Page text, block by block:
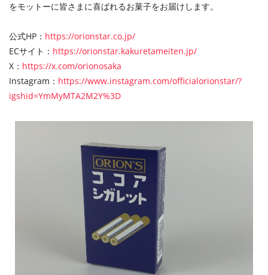
をモットーに皆さまに喜ばれるお菓子をお届けします。
公式HP： https://orionstar.co.jp/
ECサイト： https://orionstar.kakuretameiten.jp/
X： https://x.com/orionosaka
Instagram： https://www.instagram.com/officialorionstar/?
igshid=YmMyMTA2M2Y%3D